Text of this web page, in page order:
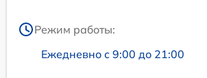
Режим работы:
Ежедневно с 9:00 до 21:00